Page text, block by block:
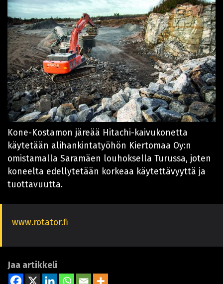
Kone-Kostamon järeää Hitachi-kaivukonetta
käytetään alihankintatyöhön Kiertomaa Oy:n
omistamalla Saramäen louhoksella Turussa, joten
koneelta edellytetään korkeaa käytettävyyttä ja
tuottavuutta.
www.rotator.fi
Jaa artikkeli